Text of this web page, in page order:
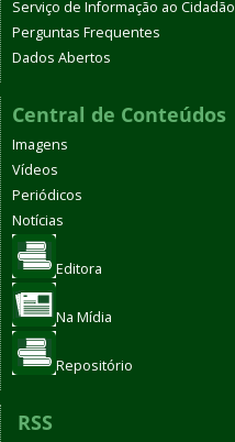
Serviço de Informação ao Cidadão
Perguntas Frequentes
Dados Abertos
Central de Conteúdos
Imagens
Vídeos
Periódicos
Notícias
Editora
Na Mídia
Repositório
RSS